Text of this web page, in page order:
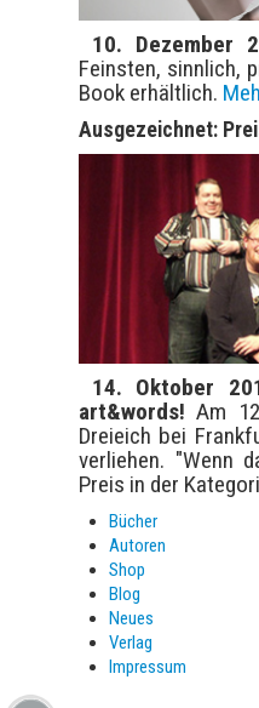
10. Dezember
Feinsten, sinnlich,
Book erhältlich.
Ausgezeichnet:
14. Oktober
art&words! Am
Dreieich bei
verliehen. "Wenn
Preis in der
Bücher
Autoren
Shop
Blog
Neues
Verlag
Impressum